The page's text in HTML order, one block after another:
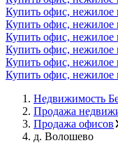
Купить офис, нежилое
Купить офис,
Купить офис, нежилое
Купить офис,
Купить офис, нежилое
Купить офис,
Недвижимость
Продажа
Продажа офисов
д. Волошево